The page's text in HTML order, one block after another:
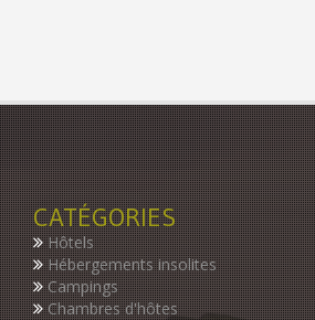
CATÉGORIES
Hôtels
Hébergements insolites
Campings
Chambres d'hôtes